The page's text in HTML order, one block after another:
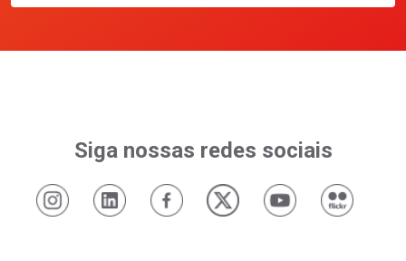
Siga nossas redes sociais